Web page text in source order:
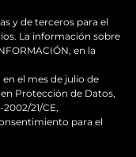
y de terceros para el
La información sobre
en la
el mes de julio de
Protección de Datos,
21/CE,
para el